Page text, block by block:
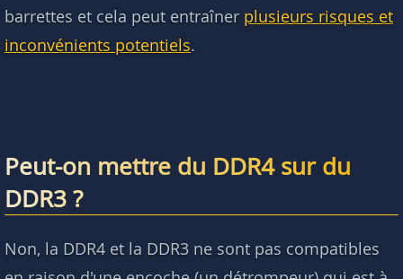
barrettes et cela peut entraîner plusieurs risques et
inconvénients potentiels.
Peut-on mettre du DDR4 sur du
DDR3 ?
Non, la DDR4 et la DDR3 ne sont pas compatibles